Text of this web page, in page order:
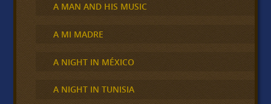
A MAN AND HIS MUSIC
A MI MADRE
A NIGHT IN MÉXICO
A NIGHT IN TUNISIA